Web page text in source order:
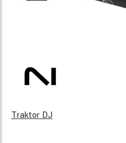
Traktor DJ